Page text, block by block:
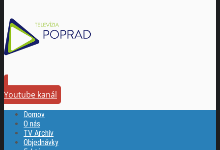
Youtube kanál
Domov
O nás
TV Archív
Objednávky